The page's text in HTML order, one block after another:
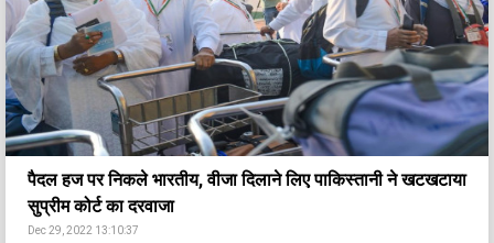
पैदल हज पर निकले भारतीय, वीजा दिलाने लिए पाकिस्तानी ने खटखटाया
सुप्रीम कोर्ट का दरवाजा
Dec 29, 2022 13:10:37